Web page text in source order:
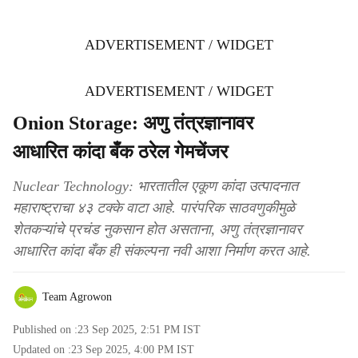
ADVERTISEMENT / WIDGET
ADVERTISEMENT / WIDGET
Onion Storage: अणु तंत्रज्ञानावर
आधारित कांदा बँक ठरेल गेमचेंजर
Nuclear Technology: भारतातील एकूण कांदा उत्पादनात
महाराष्ट्राचा ४३ टक्के वाटा आहे. पारंपरिक साठवणुकीमुळे
शेतकऱ्यांचे प्रचंड नुकसान होत असताना, अणु तंत्रज्ञानावर
आधारित कांदा बँक ही संकल्पना नवी आशा निर्माण करत आहे.
Team Agrowon
Published on :23 Sep 2025, 2:51 PM IST
Updated on :23 Sep 2025, 4:00 PM IST